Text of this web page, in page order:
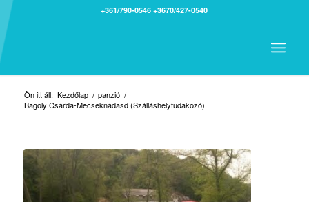
+361/790-0546 +3670/427-0540
Ön itt áll: Kezdőlap / panzió /
Bagoly Csárda-Mecseknádasd (Szálláshelytudakozó)